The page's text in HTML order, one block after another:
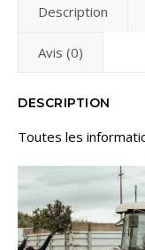
Description
Avis (0)
DESCRIPTION
Toutes les